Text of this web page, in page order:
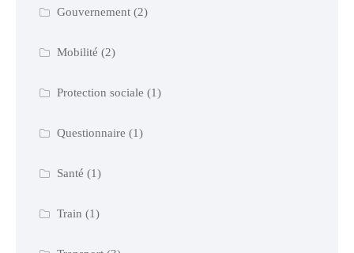
Gouvernement(2)
Mobilité (2)
Protection sociale (1)
Questionnaire (1)
Santé (1)
Train (1)